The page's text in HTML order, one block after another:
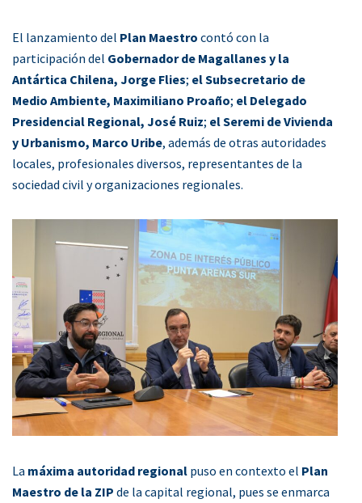
El lanzamiento del Plan Maestro contó con la
participación del Gobernador de Magallanes y la
Antártica Chilena, Jorge Flies; el Subsecretario de
Medio Ambiente, Maximiliano Proaño; el Delegado
Presidencial Regional, José Ruiz; el Seremi de Vivienda
y Urbanismo, Marco Uribe, además de otras autoridades
locales, profesionales diversos, representantes de la
sociedad civil y organizaciones regionales.
La máxima autoridad regional puso en contexto el Plan
Maestro de la ZIP de la capital regional, pues se enmarca